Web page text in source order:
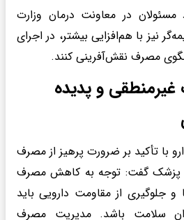
مسئولان در معاونت درمان وزارت
نیز با هم‌افزایی بیشتر، در اجرای
مصرف نقش‌آفرینی کنند.
و پدیده
با تأکید بر ضرورت پرهیز از مصرف
پزشک گفت: توجه به کاهش مصرف
و جلوگیری از مقاومت دارویی باید
سلامت باشد. مدیریت مصرف